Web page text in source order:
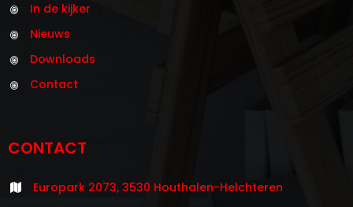
In de kijker
Nieuws
Downloads
Contact
CONTACT
Europark 2073, 3530 Houthalen-Helchteren